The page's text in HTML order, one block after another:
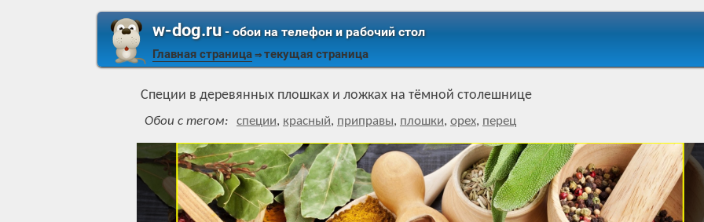
w-dog.ru- обои на телефон и рабочий стол
Главная страница ⇒ текущая страница
Специи в деревянных плошках и ложках на тёмной столешнице
Обои с тегом: специи, красный, приправы, плошки, орех, перец